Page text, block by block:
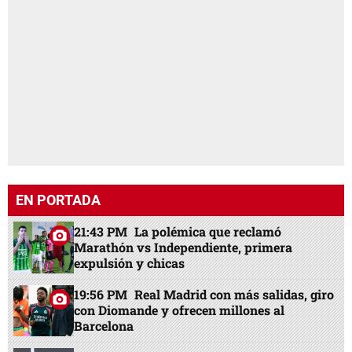
EN PORTADA
21:43 PM La polémica que reclamó
Marathón vs Independiente, primera
expulsión y chicas
19:56 PM Real Madrid con más salidas, giro
con Diomande y ofrecen millones al
Barcelona